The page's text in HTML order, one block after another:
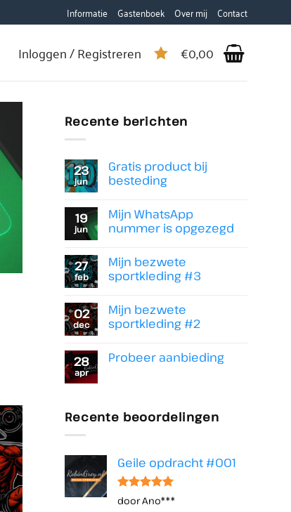
Informatie Gastenboek Over mij Contact
Inloggen / Registreren €0,00
Recente berichten
23
jun
Gratis product bij
besteding
op
Gratis
product
19
jun
Mijn WhatsApp
nummer is opgezegd
op
Mijn
WhatsApp
opgezegd
27
feb
Mijn bezwete
sportkleding #3
op
Mijn
bezwete
02
dec
Mijn bezwete
sportkleding #2
op
28
apr
Probeer aanbieding
aanbieding
Recente beoordelingen
Geile opdracht #001
Waardering
door Ano***